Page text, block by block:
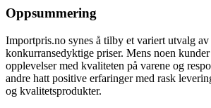
Oppsummering
Importpris.no synes å tilby et variert utvalg
konkurransedyktige priser. Mens noen
opplevelser med kvaliteten på varene og
andre hatt positive erfaringer med rask
og kvalitetsprodukter.